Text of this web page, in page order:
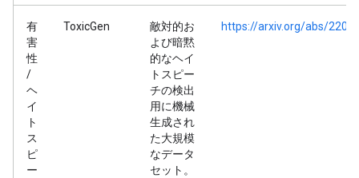
有
害
性
/
ヘ
イ
ト
ス
ピ
ー
ToxicGen
敵対的お
よび暗黙
的なヘイ
トスピー
チの検出
用に機械
生成され
た大規模
なデータ
セット。
https://arxiv.org/abs/